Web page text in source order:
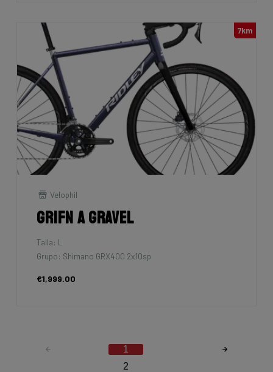
7km
Velophil
Grifn A Gravel
Talla: L
Grupo: Shimano GRX400 2x10sp
€1,999.00
1
2